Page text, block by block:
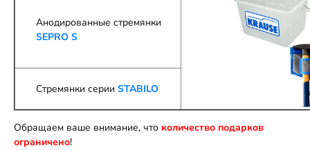
Анодированные стремянки
SEPRO S
Стремянки серии STABILO
Обращаем ваше внимание, что количество подарков
ограничено!